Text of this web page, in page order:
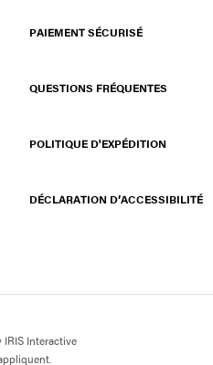
PAIEMENT SÉCURISÉ
QUESTIONS FRÉQUENTES
POLITIQUE D'EXPÉDITION
DÉCLARATION D’ACCESSIBILITÉ
IRIS Interactive